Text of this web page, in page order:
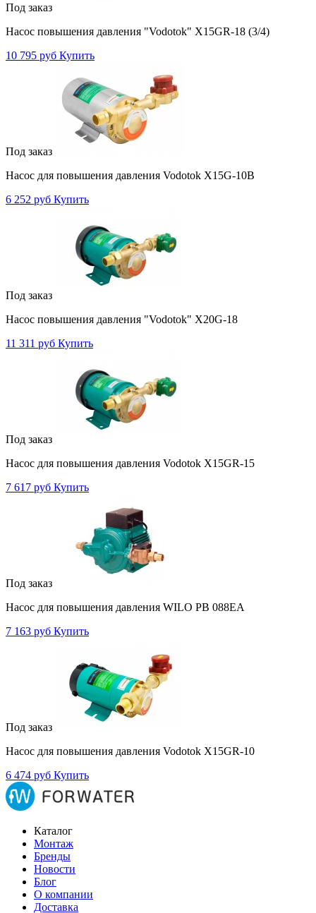
Под заказ
Насос повышения давления "Vodotok" X15GR-18 (3/4)
10 795 руб Купить
Под заказ
Насос для повышения давления Vodotok X15G-10B
6 252 руб Купить
Под заказ
Насос повышения давления "Vodotok" X20G-18
11 311 руб Купить
Под заказ
Насос для повышения давления Vodotok X15GR-15
7 617 руб Купить
Под заказ
Насос для повышения давления WILO PB 088EA
7 163 руб Купить
Под заказ
Насос для повышения давления Vodotok X15GR-10
6 474 руб Купить
Каталог
Монтаж
Бренды
Новости
Блог
О компании
Доставка